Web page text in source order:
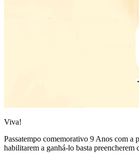
Viva!
Passatempo comemorativo 9 Anos com a
habilitarem a ganhá-lo basta preencherem